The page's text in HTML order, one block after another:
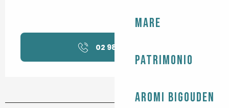
Mare
Patrimonio
Aromi Bigouden
02 98 87 02